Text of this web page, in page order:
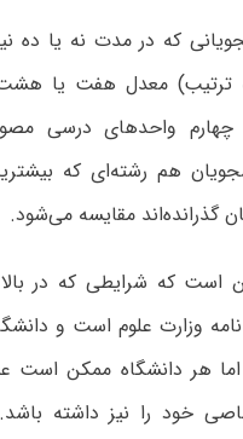
که در مدت نه یا ده
ترتیب) معدل هفت یا هشت
چهارم واحدهای درسی
هم رشته‌ای که
گذرانده‌اند مقایسه می‌شود.
است که شرایطی که در
وزارت علوم است و
هر دانشگاه ممکن است
خود را نیز داشته